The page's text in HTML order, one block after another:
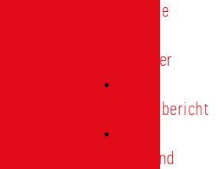
Freunde
Förderer
Jahresbericht
Vorstand